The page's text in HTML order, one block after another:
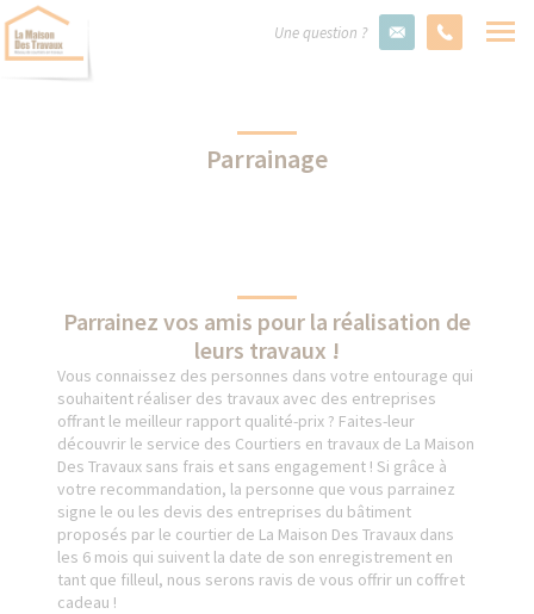
Une question ?
Parrainage
Parrainez vos amis pour la réalisation de
leurs travaux !
Vous connaissez des personnes dans votre entourage qui
souhaitent réaliser des travaux avec des entreprises
offrant le meilleur rapport qualité-prix ? Faites-leur
découvrir le service des Courtiers en travaux de La Maison
Des Travaux sans frais et sans engagement ! Si grâce à
votre recommandation, la personne que vous parrainez
signe le ou les devis des entreprises du bâtiment
proposés par le courtier de La Maison Des Travaux dans
les 6 mois qui suivent la date de son enregistrement en
tant que filleul, nous serons ravis de vous offrir un coffret
cadeau !